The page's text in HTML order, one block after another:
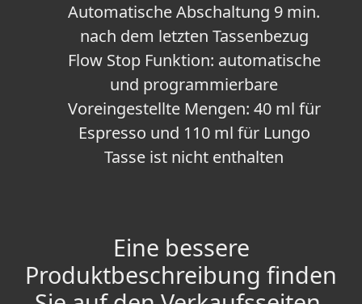
Automatische Abschaltung 9 min.
nach dem letzten Tassenbezug
Flow Stop Funktion: automatische
und programmierbare
Voreingestellte Mengen: 40 ml für
Espresso und 110 ml für Lungo
Tasse ist nicht enthalten
Eine bessere
Produktbeschreibung finden